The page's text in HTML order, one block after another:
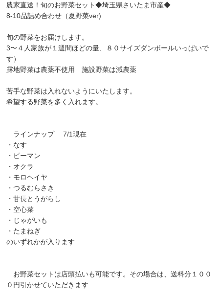
農家直送！旬のお野菜セット◆埼玉県さいたま市産◆
8-10品詰め合わせ（夏野菜ver)
旬の野菜をお届けします。
3〜４人家族が１週間ほどの量、８０サイズダンボールいっぱいで
す）
露地野菜は農薬不使用 施設野菜は減農薬
苦手な野菜は入れないようにいたします。
希望する野菜を多く入れます。
ラインナップ 7/1現在
・なす
・ピーマン
・オクラ
・モロヘイヤ
・つるむらさき
・甘長とうがらし
・空心菜
・じゃがいも
・たまねぎ
のいずれかが入ります
お野菜セットは店頭払いも可能です。その場合は、送料分１００
０円引かせていただきます